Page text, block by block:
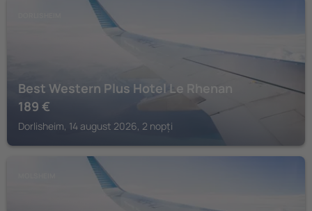
Best Western Plus Hotel Le Rhenan
189 €
Dorlisheim, 14 august 2026, 2 nopți